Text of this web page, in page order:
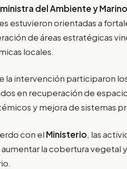
del Ambiente y
estuvieron orientadas a
de áreas estratégicas
locales.
la intervención participaron
en recuperación de
y mejora de sistemas
con el Ministerio, las
aumentar la cobertura